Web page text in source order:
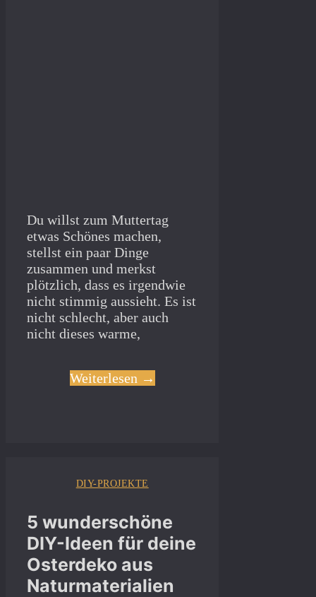
Du willst zum Muttertag
etwas Schönes machen,
stellst ein paar Dinge
zusammen und merkst
plötzlich, dass es irgendwie
nicht stimmig aussieht. Es ist
nicht schlecht, aber auch
nicht dieses warme,
Weiterlesen →
DIY-PROJEKTE
5 wunderschöne
DIY-Ideen für deine
Osterdeko aus
Naturmaterialien